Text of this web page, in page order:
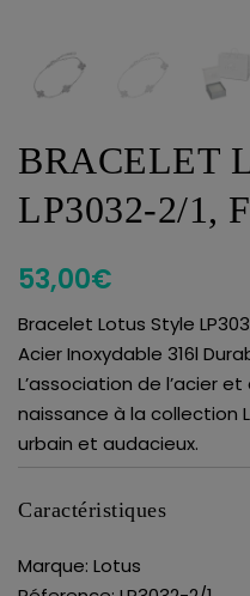
BRACELET
LP3032-2/1,
53,00€
Bracelet Lotus Style
Acier Inoxydable 316l
L’association de l’acier
naissance à la collection
urbain et audacieux.
Caractéristiques
Marque: Lotus